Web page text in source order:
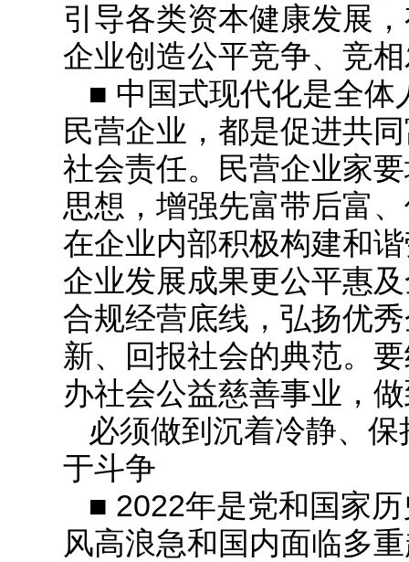
引导各类资本健康发展
企业创造公平竞争、竞
■ 中国式现代化是全
民营企业，都是促进共
社会责任。民营企业家
思想，增强先富带后富
在企业内部积极构建和
企业发展成果更公平惠
合规经营底线，弘扬优
新、回报社会的典范。
办社会公益慈善事业，
必须做到沉着冷静、
于斗争
■ 2022年是党和国家
风高浪急和国内面临多